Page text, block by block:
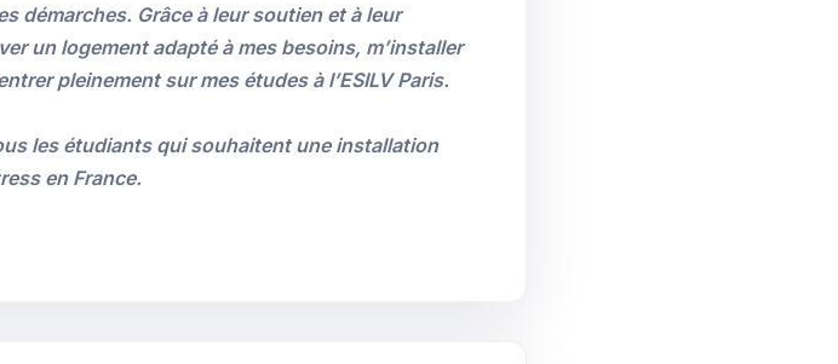
démarches. Grâce à leur soutien et à leur
un logement adapté à mes besoins, m’installer
pleinement sur mes études à l’ESILV Paris.
les étudiants qui souhaitent une installation
en France.